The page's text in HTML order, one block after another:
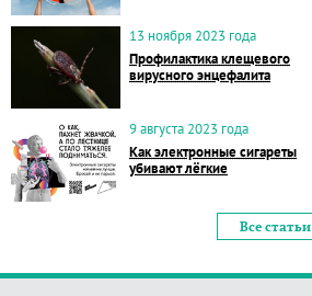
13 ноября 2023 года
Профилактика клещевого
вирусного энцефалита
9 августа 2023 года
Как электронные сигареты
убивают лёгкие
Все статьи